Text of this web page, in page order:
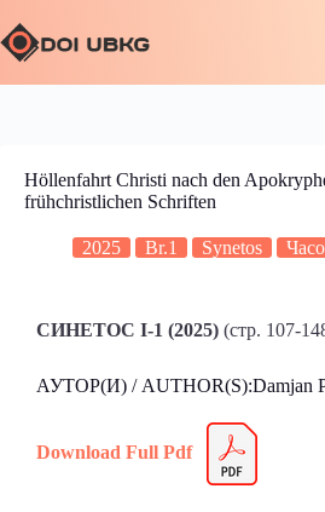
Höllenfahrt Christi nach den
frühchristlichen Schriften
2025 Br.1 Synetos
СИНЕТОС I-1 (2025) (стр. 107-
АУТОР(И) / AUTHOR(S):Damjan
Download Full Pdf